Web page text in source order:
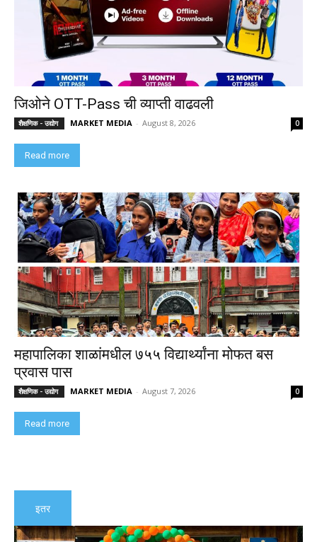
जिओने OTT-Pass ची व्याप्ती वाढवली
शैक्षणिक - उद्योग MARKET MEDIA - August 8, 2026 0
Read more
महापालिका शाळांमधील ७५५ विद्यार्थ्यांना मोफत बस
प्रवास पास
शैक्षणिक - उद्योग MARKET MEDIA - August 7, 2026 0
Read more
इतर